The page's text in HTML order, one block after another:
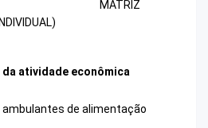
MATRIZ
atividade econômica
de alimentação